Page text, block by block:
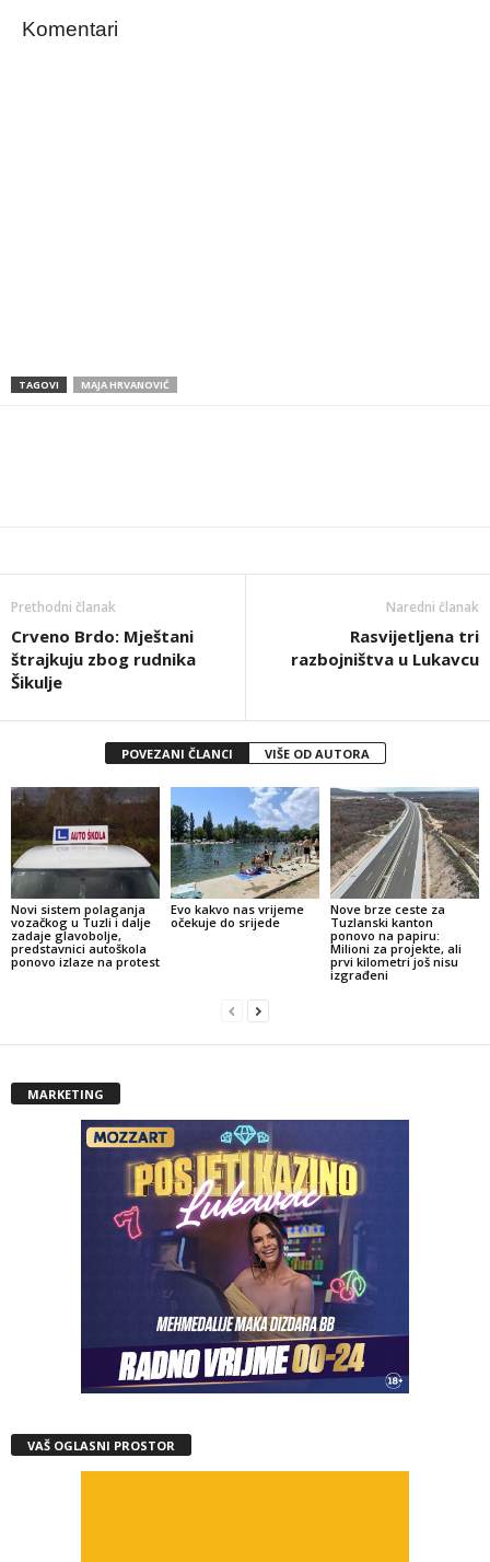
Komentari
TAGOVI MAJA HRVANOVIĆ
Prethodni članak
Crveno Brdo: Mještani
štrajkuju zbog rudnika
Šikulje
Naredni članak
Rasvijetljena tri
razbojništva u Lukavcu
POVEZANI ČLANCI VIŠE OD AUTORA
Novi sistem polaganja
vozačkog u Tuzli i dalje
zadaje glavobolje,
predstavnici autoškola
ponovo izlaze na protest
Evo kakvo nas vrijeme
očekuje do srijede
Nove brze ceste za
Tuzlanski kanton
ponovo na papiru:
Milioni za projekte, ali
prvi kilometri još nisu
izgrađeni
MARKETING
VAŠ OGLASNI PROSTOR